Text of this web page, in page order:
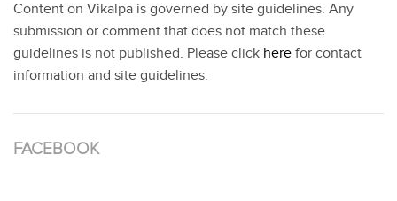
Content on Vikalpa is governed by site guidelines. Any
submission or comment that does not match these
guidelines is not published. Please click here for contact
information and site guidelines.
FACEBOOK